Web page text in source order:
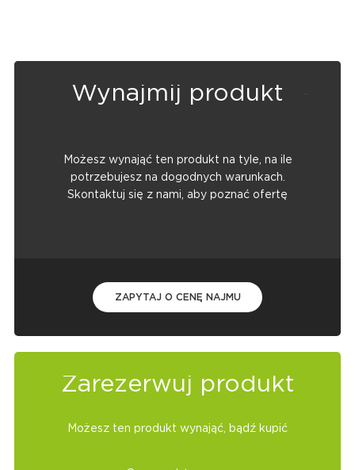
Wynajmij produkt
Możesz wynająć ten produkt na tyle, na ile
potrzebujesz na dogodnych warunkach.
Skontaktuj się z nami, aby poznać ofertę
ZAPYTAJ O CENĘ NAJMU
Zarezerwuj produkt
Możesz ten produkt wynająć, bądź kupić